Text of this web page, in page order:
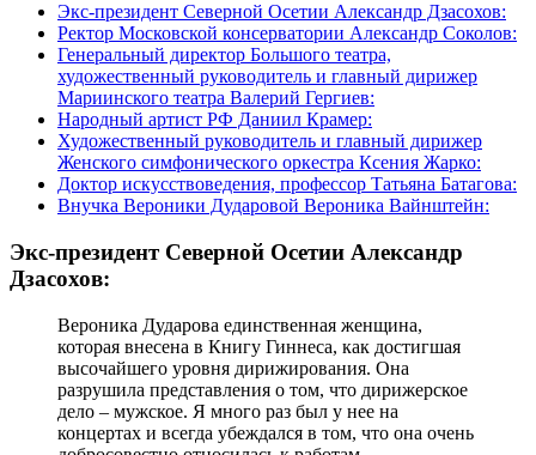
Экс-президент Северной Осетии Александр Дзасохов:
Ректор Московской консерватории Александр Соколов:
Генеральный директор Большого театра,
художественный руководитель и главный дирижер
Мариинского театра Валерий Гергиев:
Народный артист РФ Даниил Крамер:
Художественный руководитель и главный дирижер
Женского симфонического оркестра Ксения Жарко:
Доктор искусствоведения, профессор Татьяна Батагова:
Внучка Вероники Дударовой Вероника Вайнштейн:
Экс-президент Северной Осетии Александр
Дзасохов:
Вероника Дударова единственная женщина,
которая внесена в Книгу Гиннеса, как достигшая
высочайшего уровня дирижирования. Она
разрушила представления о том, что дирижерское
дело – мужское. Я много раз был у нее на
концертах и всегда убеждался в том, что она очень